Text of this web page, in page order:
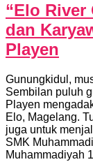
“Elo
dan
Playen
Gunungkidul,
Sembilan puluh
Playen
Elo, Magelang.
juga untuk
SMK
Muhammadiyah